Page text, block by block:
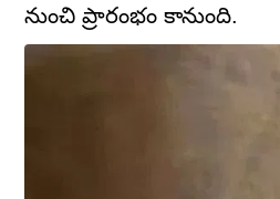
నుంచి ప్రారంభం కానుంది.